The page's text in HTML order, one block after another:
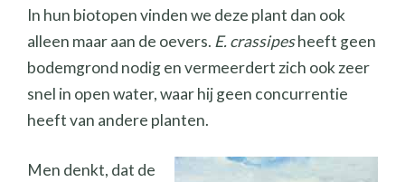
In hun biotopen vinden we deze plant dan ook
alleen maar aan de oevers. E. crassipesheeft geen
bodemgrond nodig en vermeerdert zich ook zeer
snel in open water, waar hij geen concurrentie
heeft van andere planten.
Men denkt, dat de